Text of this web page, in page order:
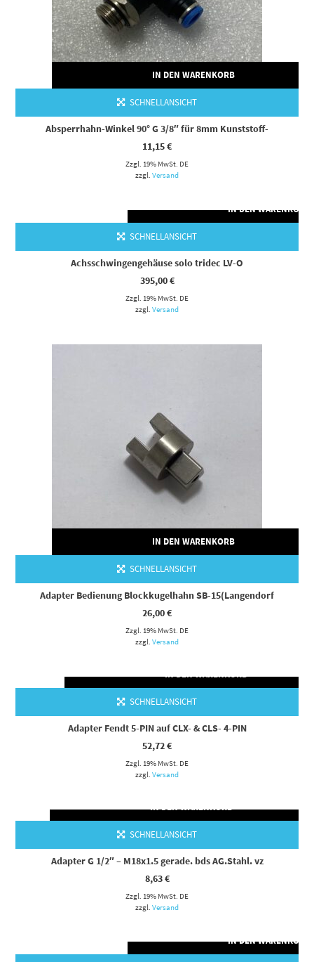
IN DEN WARENKORB
SCHNELLANSICHT
Absperrhahn-Winkel 90° G 3/8″ für 8mm Kunststoff-
11,15€
Zzgl. 19% MwSt. DE
zzgl. Versand
IN DEN WARENKORB
SCHNELLANSICHT
Achsschwingengehäuse solo tridec LV-O
395,00€
Zzgl. 19% MwSt. DE
zzgl. Versand
IN DEN WARENKORB
SCHNELLANSICHT
Adapter Bedienung Blockkugelhahn SB-15(Langendorf
26,00€
Zzgl. 19% MwSt. DE
zzgl. Versand
SCHNELLANSICHT
Adapter Fendt 5-PIN auf CLX- & CLS- 4-PIN
52,72€
Zzgl. 19% MwSt. DE
zzgl. Versand
SCHNELLANSICHT
Adapter G 1/2″ – M18x1.5 gerade. bds AG.Stahl. vz
8,63€
Zzgl. 19% MwSt. DE
zzgl. Versand
IN DEN WARENKORB